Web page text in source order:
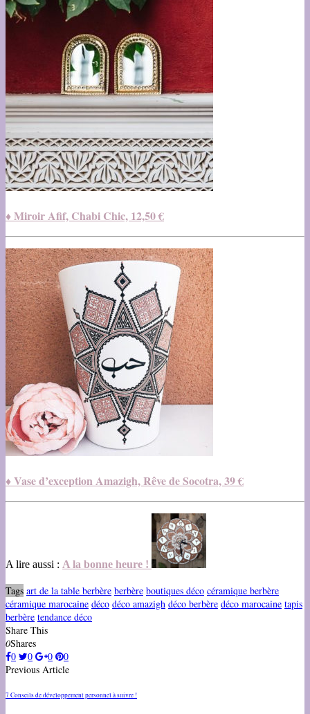
♦ Miroir Afif, Chabi Chic, 12,50 €
♦ Vase d’exception Amazigh, Rêve de Socotra, 39 €
A lire aussi : A la bonne heure !
Tags art de la table berbère berbère boutiques déco céramique berbère
céramique marocaine déco déco amazigh déco berbère déco marocaine tapis
berbère tendance déco
Share This
0Shares
0
0 0
0
Previous Article
7 Conseils de développement personnel à suivre !